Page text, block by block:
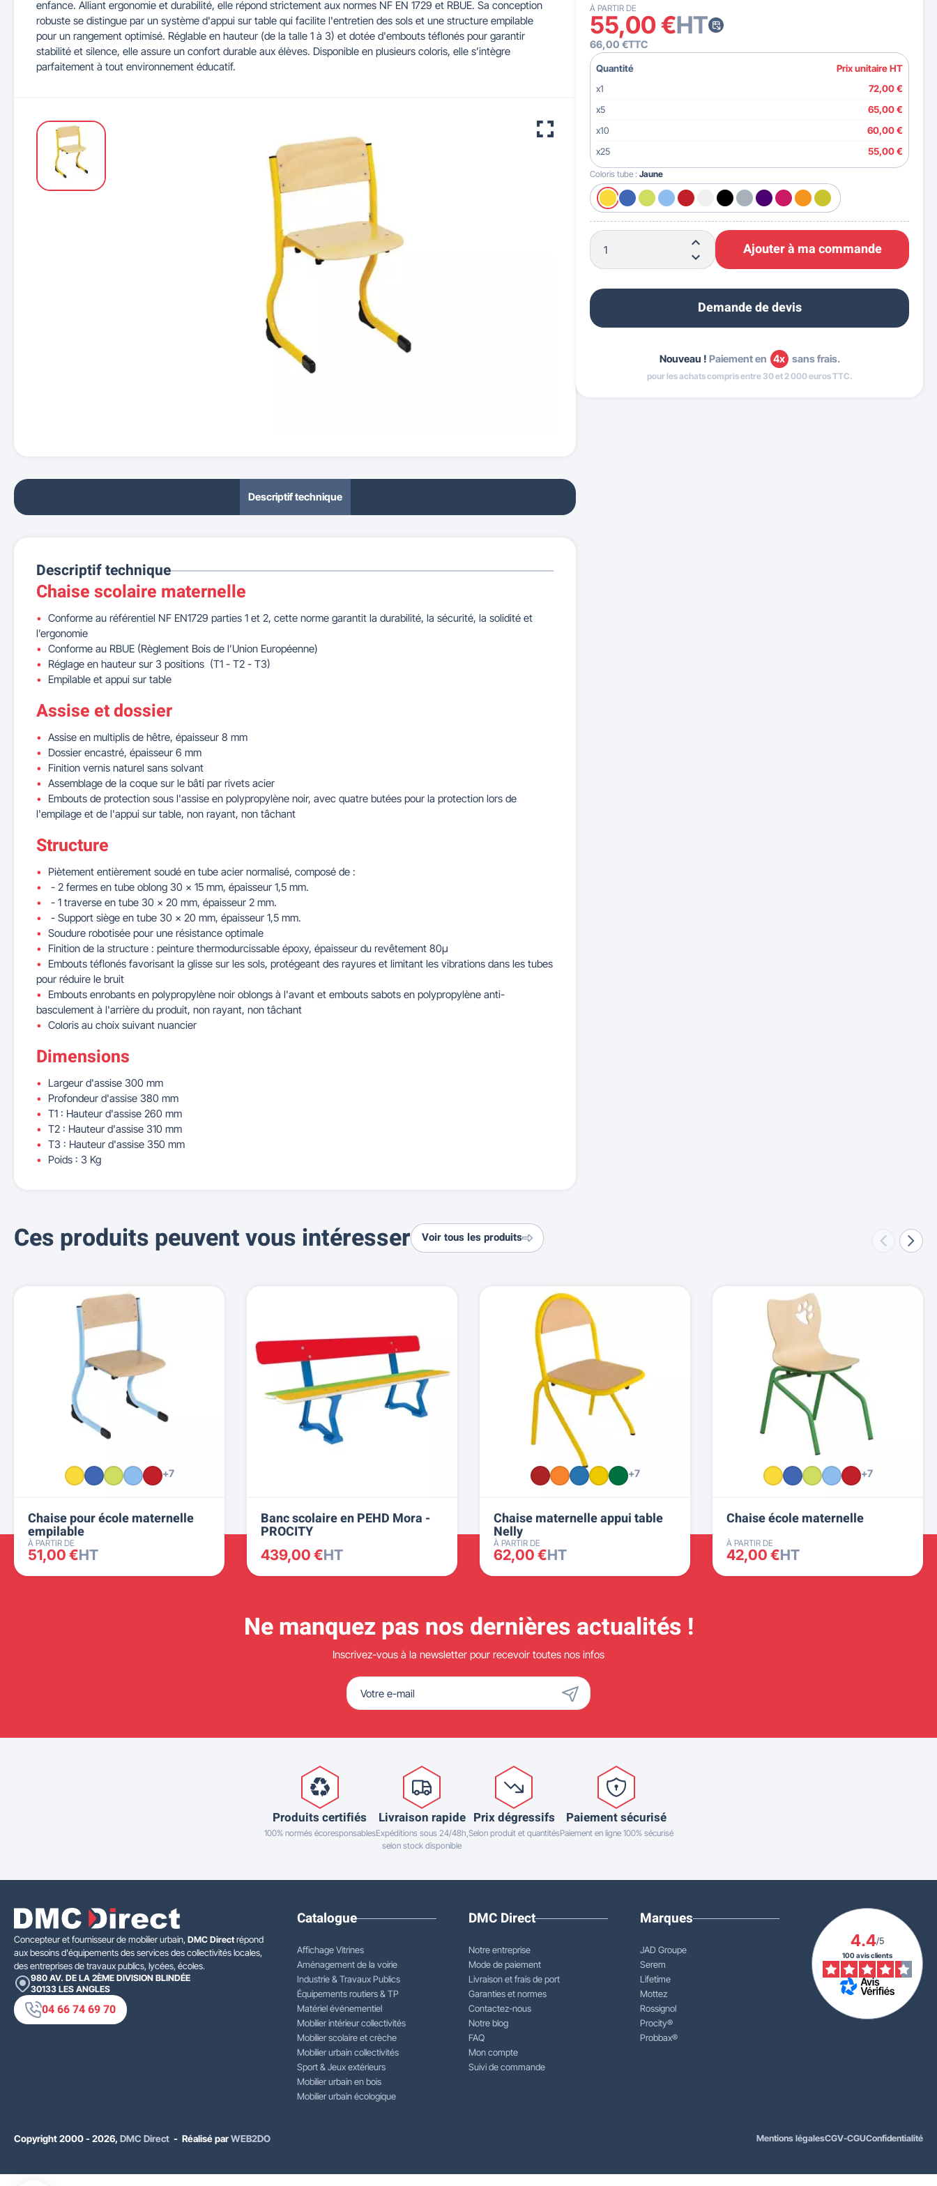
Cendriers urbains
Maitrise d'accès et parking Barrières de ville Accessibilité PMR
Séparateurs de voie Industrie & Travaux Publics
Illuminations de Noël
Mobilier de bureau
Tableaux d'école Mobilier pour crèches & maternelles
À PARTIR DE
55,00 €HT
66,00 €TTC
Quantité
Prix unitaire HT
x1
72,00 €
x5
65,00 €
x10
60,00 €
x25
55,00 €
Coloris tube :Jaune
Ajouter à ma commande
Demande de devis
Nouveau ! Paiement en 4x sans frais.
pour les achats compris entre 30 et 2 000 euros TTC.
enfance. Alliant ergonomie et durabilité, elle répond strictement aux normes NF EN 1729 et RBUE. Sa conception
robuste se distingue par un système d'appui sur table qui facilite l'entretien des sols et une structure empilable
pour un rangement optimisé. Réglable en hauteur (de la talle 1 à 3) et dotée d'embouts téflonés pour garantir
stabilité et silence, elle assure un confort durable aux élèves. Disponible en plusieurs coloris, elle s’intègre
parfaitement à tout environnement éducatif.
Descriptif technique
Descriptif technique
Chaise scolaire maternelle
Conforme au référentiel NF EN1729 parties 1 et 2, cette norme garantit la durabilité, la sécurité, la solidité et
l’ergonomie
Conforme au RBUE (Règlement Bois de l’Union Européenne)
Réglage en hauteur sur 3 positions (T1 - T2 - T3)
Empilable et appui sur table
Assise et dossier
Assise en multiplis de hêtre, épaisseur 8 mm
Dossier encastré, épaisseur 6 mm
Finition vernis naturel sans solvant
Assemblage de la coque sur le bâti par rivets acier
Embouts de protection sous l'assise en polypropylène noir, avec quatre butées pour la protection lors de
l'empilage et de l'appui sur table, non rayant, non tâchant
Structure
Piètement entièrement soudé en tube acier normalisé, composé de :
- 2 fermes en tube oblong 30 x 15 mm, épaisseur 1,5 mm.
- 1 traverse en tube 30 x 20 mm, épaisseur 2 mm.
- Support siège en tube 30 x 20 mm, épaisseur 1,5 mm.
Soudure robotisée pour une résistance optimale
Finition de la structure : peinture thermodurcissable époxy, épaisseur du revêtement 80µ
Embouts téflonés favorisant la glisse sur les sols, protégeant des rayures et limitant les vibrations dans les tubes
pour réduire le bruit
Embouts enrobants en polypropylène noir oblongs à l'avant et embouts sabots en polypropylène anti-
basculement à l'arrière du produit, non rayant, non tâchant
Coloris au choix suivant nuancier
Dimensions
Largeur d'assise 300 mm
Profondeur d'assise 380 mm
T1 : Hauteur d'assise 260 mm
T2 : Hauteur d'assise 310 mm
T3 : Hauteur d'assise 350 mm
Poids : 3 Kg
Ces produits peuvent vous intéresser Voir tous les produits
+7
Chaise pour école maternelle
empilable
À PARTIR DE
51,00 €HT
Banc scolaire en PEHD Mora -
PROCITY
439,00 €HT
+7
Chaise maternelle appui table
Nelly
À PARTIR DE
62,00 €HT
+7
Chaise école maternelle
À PARTIR DE
42,00 €HT
Ne manquez pas nos dernières actualités !
Inscrivez-vous à la newsletter pour recevoir toutes nos infos
Produits certifiés
100% normés écoresponsables
Livraison rapide
Expéditions sous 24/48h,
selon stock disponible
Prix dégressifs
Selon produit et quantités
Paiement sécurisé
Paiement en ligne 100% sécurisé
Concepteur et fournisseur de mobilier urbain, DMC Directrépond
aux besoins d'équipements des services des collectivités locales,
des entreprises de travaux publics, lycées, écoles.
980 AV. DE LA 2ÈME DIVISION BLINDÉE
30133 LES ANGLES
04 66 74 69 70
Catalogue
Affichage Vitrines
Aménagement de la voirie
Industrie & Travaux Publics
Équipements routiers & TP
Matériel événementiel
Mobilier intérieur collectivités
Mobilier scolaire et crèche
Mobilier urbain collectivités
Sport & Jeux extérieurs
Mobilier urbain en bois
Mobilier urbain écologique
DMC Direct
Notre entreprise
Mode de paiement
Livraison et frais de port
Garanties et normes
Contactez-nous
Notre blog
FAQ
Mon compte
Suivi de commande
Marques
JAD Groupe
Serem
Lifetime
Mottez
Rossignol
Procity®
Probbax®
4.4/5
100 avis clients
Copyright 2000 - 2026, DMC Direct - Réalisé parWEB2DO Mentions légalesCGV-CGUConfidentialité